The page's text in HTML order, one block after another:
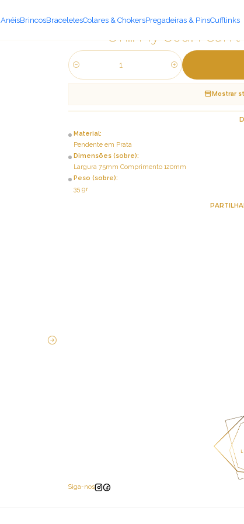
AnéisBrincosBraceletesColares & ChokersPregadeiras & PinsCufflinks
Oh... My God! I
Quantidade
Mostrar
Material:
Pendente em Prata
Dimensões (sobre):
Largura 75mm Comprimento 120mm
Peso (sobre):
35 gr
Siga-nos